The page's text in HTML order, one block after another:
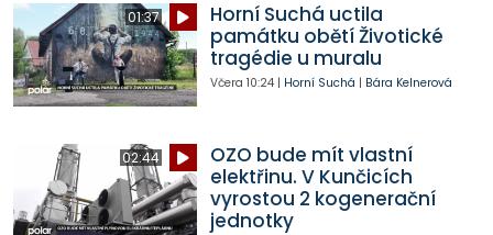
01:37
Horní Suchá uctila
památku obětí Životické
tragédie u muralu
Včera 10:24| Horní Suchá | Bára Kelnerová
02:44
OZO bude mít vlastní
elektřinu. V Kunčicích
vyrostou 2 kogenerační
jednotky